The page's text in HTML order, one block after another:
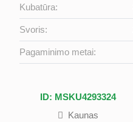
Kubatūra:
Svoris:
Pagaminimo metai:
ID: MSKU4293324
Kaunas